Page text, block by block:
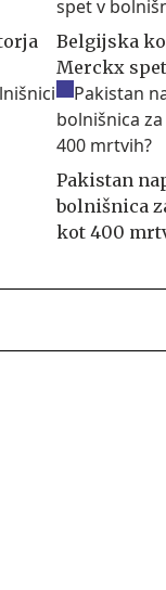
Belgijska
Merckx
Pakistan
bolnišnica
kot 400